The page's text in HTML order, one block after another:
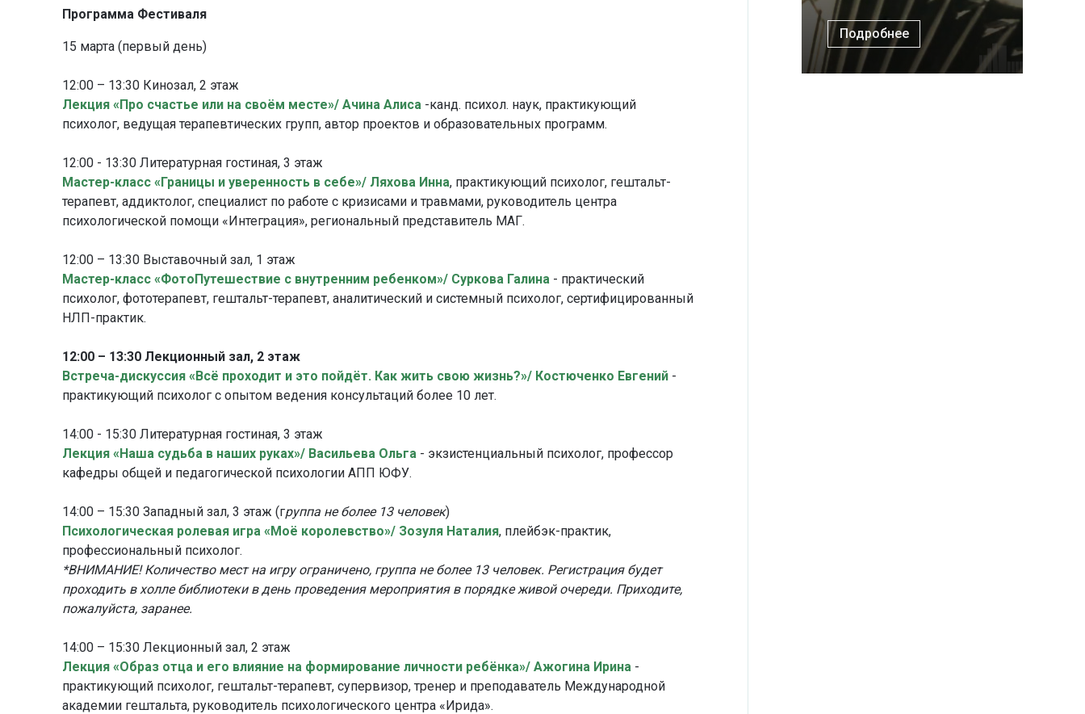
Программа Фестиваля
15 марта (первый день)
12:00 – 13:30 Кинозал, 2 этаж
Лекция «Про счастье или на своём месте»/ Ачина Алиса -канд. психол. наук, практикующий
психолог, ведущая терапевтических групп, автор проектов и образовательных программ.
12:00 - 13:30 Литературная гостиная, 3 этаж
Мастер-класс «Границы и уверенность в себе»/ Ляхова Инна, практикующий психолог, гештальт-
терапевт, аддиктолог, специалист по работе с кризисами и травмами, руководитель центра
психологической помощи «Интеграция», региональный представитель МАГ.
12:00 – 13:30 Выставочный зал, 1 этаж
Мастер-класс «ФотоПутешествие с внутренним ребенком»/ Суркова Галина - практический
психолог, фототерапевт, гештальт-терапевт, аналитический и системный психолог, сертифицированный
НЛП-практик.
12:00 – 13:30 Лекционный зал, 2 этаж
Встреча-дискуссия «Всё проходит и это пойдёт. Как жить свою жизнь?»/ Костюченко Евгений -
практикующий психолог с опытом ведения консультаций более 10 лет.
14:00 - 15:30 Литературная гостиная, 3 этаж
Лекция «Наша судьба в наших руках»/ Васильева Ольга - экзистенциальный психолог, профессор
кафедры общей и педагогической психологии АПП ЮФУ.
14:00 – 15:30 Западный зал, 3 этаж (группа не более 13 человек)
Психологическая ролевая игра «Моё королевство»/ Зозуля Наталия, плейбэк-практик,
профессиональный психолог.
*ВНИМАНИЕ! Количество мест на игру ограничено, группа не более 13 человек. Регистрация будет
проходить в холле библиотеки в день проведения мероприятия в порядке живой очереди. Приходите,
пожалуйста, заранее.
14:00 – 15:30 Лекционный зал, 2 этаж
Лекция «Образ отца и его влияние на формирование личности ребёнка»/ Ажогина Ирина -
практикующий психолог, гештальт-терапевт, супервизор, тренер и преподаватель Международной
академии гештальта, руководитель психологического центра «Ирида».
Подробнее